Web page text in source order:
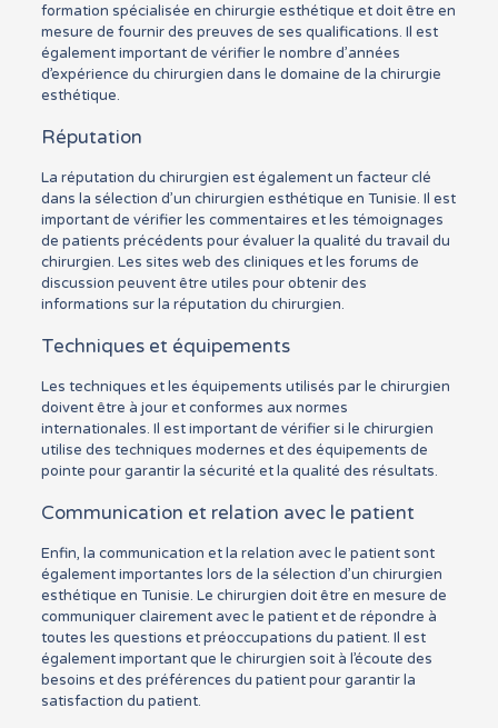
formation spécialisée en chirurgie esthétique et doit être en
mesure de fournir des preuves de ses qualifications. Il est
également important de vérifier le nombre d’années
d’expérience du chirurgien dans le domaine de la chirurgie
esthétique.
Réputation
La réputation du chirurgien est également un facteur clé
dans la sélection d’un chirurgien esthétique en Tunisie. Il est
important de vérifier les commentaires et les témoignages
de patients précédents pour évaluer la qualité du travail du
chirurgien. Les sites web des cliniques et les forums de
discussion peuvent être utiles pour obtenir des
informations sur la réputation du chirurgien.
Techniques et équipements
Les techniques et les équipements utilisés par le chirurgien
doivent être à jour et conformes aux normes
internationales. Il est important de vérifier si le chirurgien
utilise des techniques modernes et des équipements de
pointe pour garantir la sécurité et la qualité des résultats.
Communication et relation avec le patient
Enfin, la communication et la relation avec le patient sont
également importantes lors de la sélection d’un chirurgien
esthétique en Tunisie. Le chirurgien doit être en mesure de
communiquer clairement avec le patient et de répondre à
toutes les questions et préoccupations du patient. Il est
également important que le chirurgien soit à l’écoute des
besoins et des préférences du patient pour garantir la
satisfaction du patient.